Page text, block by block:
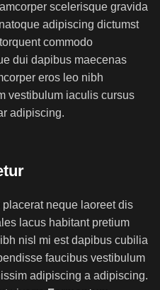
scelerisque gravida
adipiscing dictumst
commodo
dui dapibus maecenas
eros leo nibh
vestibulum iaculis cursus
adipiscing.
neque laoreet dis
lacus habitant pretium
nisl mi est dapibus cubilia
faucibus vestibulum
adipiscing a adipiscing.